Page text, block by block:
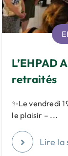
L’EHPAD
retraités
✨Le vendredi
le plaisir – ...
Lire la